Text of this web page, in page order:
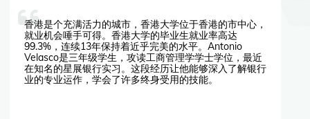
香港是个充满活力的城市，香港大学位于香港的市中心，
就业机会唾手可得。香港大学的毕业生就业率高达
99.3%，连续13年保持着近乎完美的水平。Antonio
Velasco是三年级学生，攻读工商管理学学士学位，最近
在知名的星展银行实习。这段经历让他能够深入了解银行
业的专业运作，学会了许多终身受用的技能。